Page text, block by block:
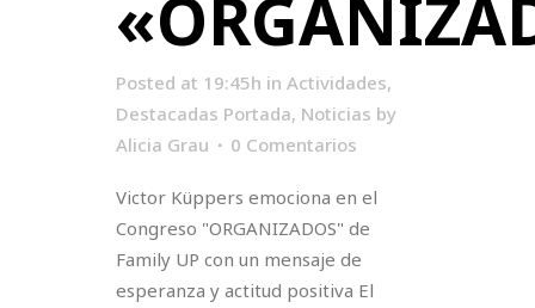
Posted at 19:45h in Actividades,
Destacadas Portada, Noticias by
Alicia Grau
0 Comentarios
Victor Küppers emociona en el
Congreso "ORGANIZADOS" de
Family UP con un mensaje de
esperanza y actitud positiva El